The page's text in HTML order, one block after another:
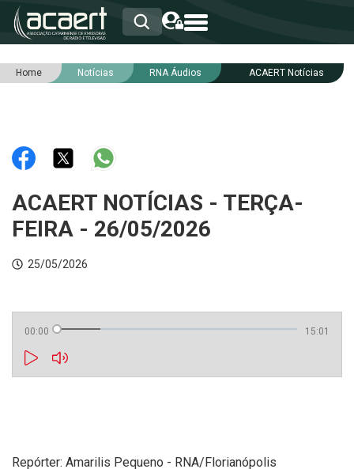
HOME
RNA
NOTÍCIAS
INTEGRIDADE
Home Notícias RNA Áudios ACAERT Notícias
ACAERT NOTÍCIAS - TERÇA-
FEIRA - 26/05/2026
25/05/2026
00:00 15:01
Repórter: Amarilis Pequeno - RNA/Florianópolis